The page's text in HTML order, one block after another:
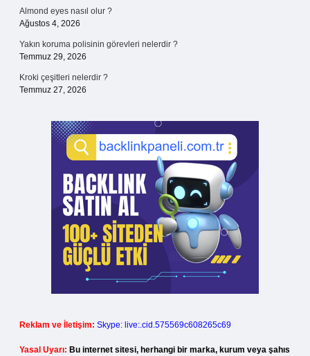
Almond eyes nasıl olur ?
Ağustos 4, 2026
Yakın koruma polisinin görevleri nelerdir ?
Temmuz 29, 2026
Kroki çeşitleri nelerdir ?
Temmuz 27, 2026
Reklam ve İletişim: Skype: live:.cid.575569c608265c69
Yasal Uyarı: Bu internet sitesi, herhangi bir marka, kurum veya şahıs